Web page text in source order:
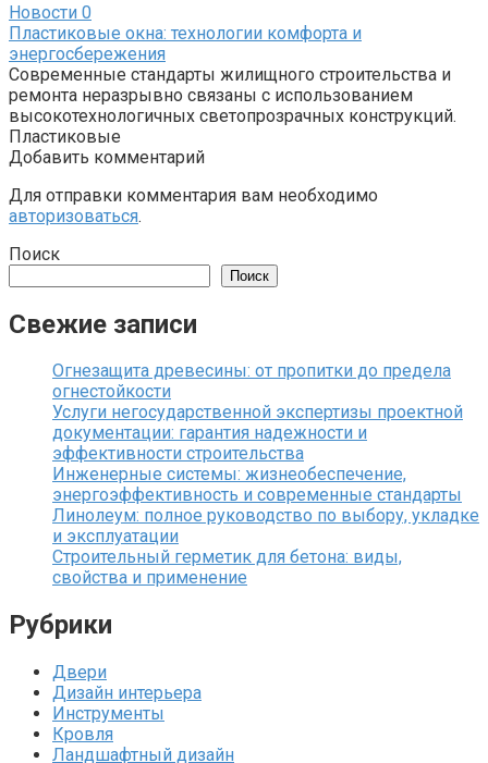
Новости 0
Пластиковые окна: технологии комфорта и
энергосбережения
Современные стандарты жилищного строительства и
ремонта неразрывно связаны с использованием
высокотехнологичных светопрозрачных конструкций.
Пластиковые
Добавить комментарий
Для отправки комментария вам необходимо
авторизоваться.
Поиск
Поиск
Свежие записи
Огнезащита древесины: от пропитки до предела
огнестойкости
Услуги негосударственной экспертизы проектной
документации: гарантия надежности и
эффективности строительства
Инженерные системы: жизнеобеспечение,
энергоэффективность и современные стандарты
Линолеум: полное руководство по выбору, укладке
и эксплуатации
Строительный герметик для бетона: виды,
свойства и применение
Рубрики
Двери
Дизайн интерьера
Инструменты
Кровля
Ландшафтный дизайн